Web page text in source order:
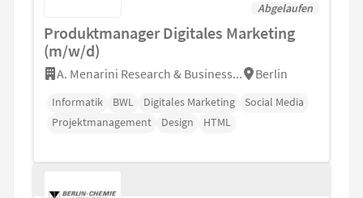
Abgelaufen
Produktmanager Digitales Marketing
(m/w/d)
A. Menarini Research & Business... Berlin
Informatik BWL Digitales Marketing
Social Media
Projektmanagement
Design HTML